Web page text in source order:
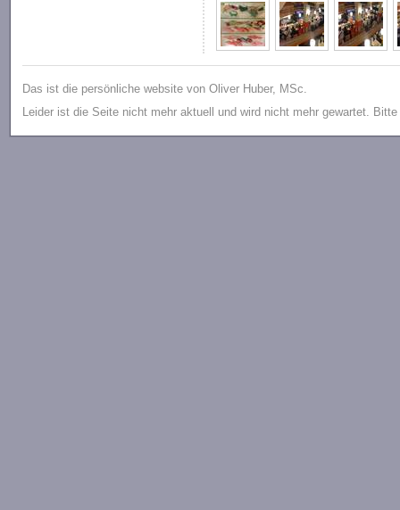
Das ist die persönliche website von Oliver Huber, MSc.
Leider ist die Seite nicht mehr aktuell und wird nicht mehr gewartet.